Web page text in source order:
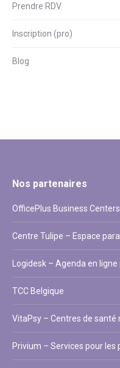
Prendre RDV
Inscription (pro)
Blog
Nos partenaires
OfficePlus Business Centers
Centre Tulipe – Espace
Logidesk – Agenda en
TCC Belgique
VitaPsy – Centres de
Privium – Services pour